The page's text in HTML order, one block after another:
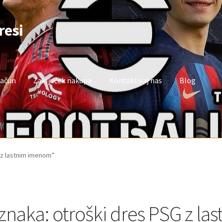
Zaključek nakupa Kontaktiraj nas Blog
račun Trgovina
lastnim imenom”
otroški dres PSG z